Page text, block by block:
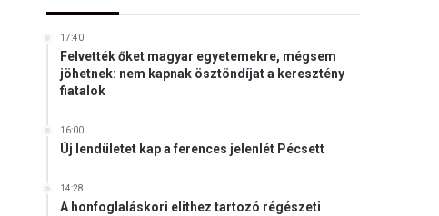
17:40
Felvették őket magyar egyetemekre, mégsem
jöhetnek: nem kapnak ösztöndíjat a keresztény
fiatalok
16:00
Új lendületet kap a ferences jelenlét Pécsett
14:28
A honfoglaláskori elithez tartozó régészeti